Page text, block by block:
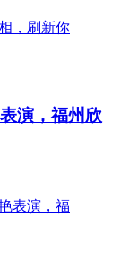
演，福州欣